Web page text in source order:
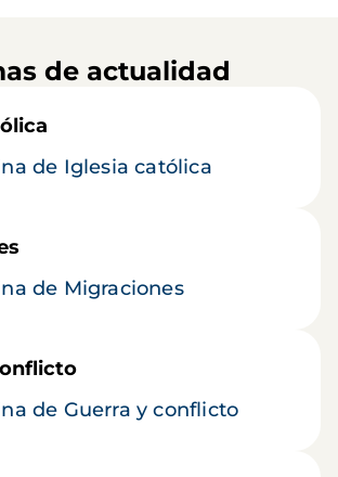
de actualidad
de Iglesia católica
de Migraciones
de Guerra y conflicto